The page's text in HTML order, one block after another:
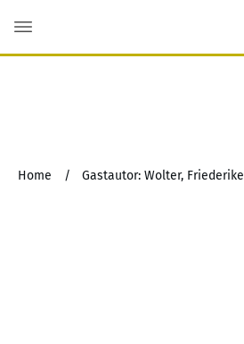
Home / Gastautor: Wolter, Friederike